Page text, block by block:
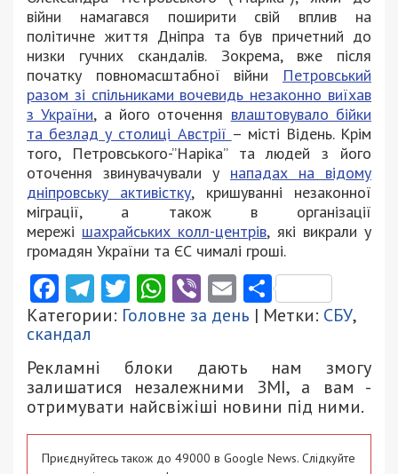
війни намагався поширити свій вплив на
політичне життя Дніпра та був причетний до
низки гучних скандалів. Зокрема, вже після
початку повномасштабної війни Петровський
разом зі спільниками вочевидь незаконно виїхав
з України, а його оточення влаштовувало бійки
та безлад у столиці Австрії – місті Відень. Крім
того, Петровського-”Наріка” та людей з його
оточення звинувачували у нападах на відому
дніпровську активістку, кришуванні незаконної
міграції, а також в організації
мережі шахрайських колл-центрів, які викрали у
громадян України та ЄС чималі гроші.
Facebook
Telegram
Twitter
WhatsApp
ViberEmail
Категории: Головне за день | Метки: СБУ,
скандал
Рекламні блоки дають нам змогу
залишатися незалежними ЗМІ, а вам -
отримувати найсвіжіші новини під ними.
Приєднуйтесь також до 49000 в Google News. Слідкуйте